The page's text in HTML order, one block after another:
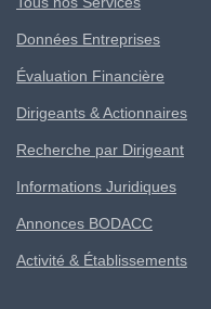
Données Entreprises
Évaluation Financière
Dirigeants & Actionnaires
Recherche par Dirigeant
Informations Juridiques
Annonces BODACC
Activité & Établissements